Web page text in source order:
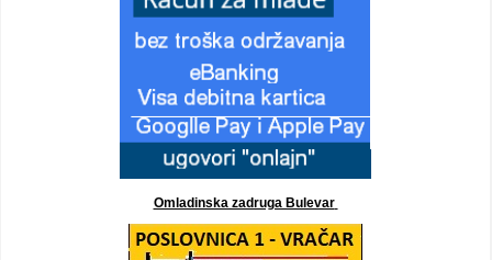
Omladinska zadruga Bulevar